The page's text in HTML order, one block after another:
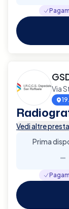
Via
Vedi altre
Prima
-